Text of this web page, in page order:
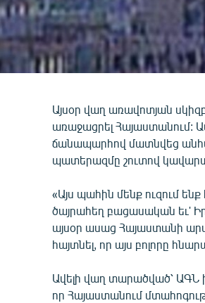
Այսօր վաղ առավոտյան
առաջացրել Հայաստանում:
ճանապարհով մատնվեց
պատերազմը շուտով
«Այս պահին մենք ուզում
ծայրահեղ բացասական եւ'
այսօր ասաց Հայաստանի
հայտնել, որ այս բոլորը
Ավելի վաղ տարածված՝ ԱԳՆ
որ Հայաստանում